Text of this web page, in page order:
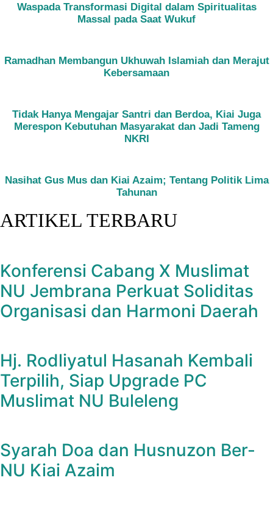
Waspada Transformasi Digital dalam Spiritualitas
Massal pada Saat Wukuf
Ramadhan Membangun Ukhuwah Islamiah dan Merajut
Kebersamaan
Tidak Hanya Mengajar Santri dan Berdoa, Kiai Juga
Merespon Kebutuhan Masyarakat dan Jadi Tameng
NKRI
Nasihat Gus Mus dan Kiai Azaim; Tentang Politik Lima
Tahunan
ARTIKEL TERBARU
Konferensi Cabang X Muslimat
NU Jembrana Perkuat Soliditas
Organisasi dan Harmoni Daerah
Hj. Rodliyatul Hasanah Kembali
Terpilih, Siap Upgrade PC
Muslimat NU Buleleng
Syarah Doa dan Husnuzon Ber-
NU Kiai Azaim